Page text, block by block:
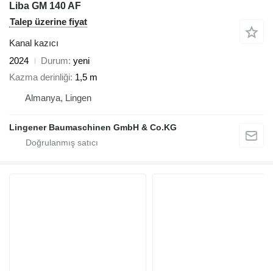
Liba GM 140 AF
Talep üzerine fiyat
Kanal kazıcı
2024
Durum yeni
Kazma derinliği 1,5 m
Almanya, Lingen
Lingener Baumaschinen GmbH & Co.KG